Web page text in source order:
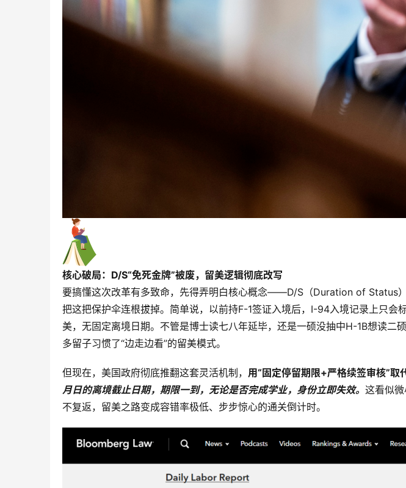
核心破局：D/S“免死金牌”被废，留美逻辑彻底改写
要搞懂这次改革有多致命，先得弄明白核心概念——D/S（Duration of Status
把这把保护伞连根拔掉。简单说，以前持F-1签证入境后，I-94入境记录上只
美，无固定离境日期。不管是博士读七八年延毕，还是一硕没抽中H-1B想读
多留子习惯了“边走边看”的留美模式。
但现在，美国政府彻底推翻这套灵活机制， 用“固定停留期限+严格续签审核”取
月日的离境截止日期，期限一到，无论是否完成学业，身份立即失效。 这看似
不复返，留美之路变成容错率极低、步步惊心的通关倒计时。